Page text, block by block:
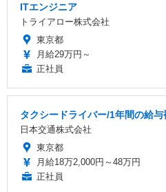
ITエンジニア
トライアロー株式会社
東京都
月給29万円～
正社員
タクシードライバー/1年間の給与
日本交通株式会社
東京都
月給18万2,000円～48万円
正社員